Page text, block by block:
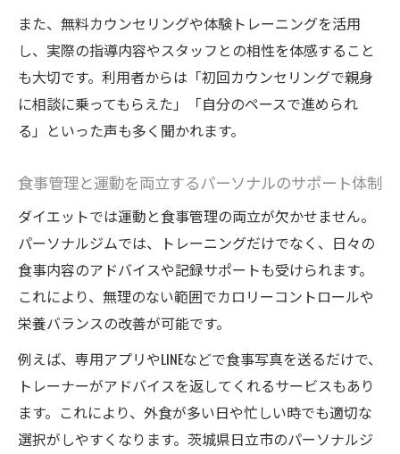
また、無料カウンセリングや体験トレーニングを活用
し、実際の指導内容やスタッフとの相性を体感すること
も大切です。利用者からは「初回カウンセリングで親身
に相談に乗ってもらえた」「自分のペースで進められ
る」といった声も多く聞かれます。
食事管理と運動を両立するパーソナルのサポート体制
ダイエットでは運動と食事管理の両立が欠かせません。
パーソナルジムでは、トレーニングだけでなく、日々の
食事内容のアドバイスや記録サポートも受けられます。
これにより、無理のない範囲でカロリーコントロールや
栄養バランスの改善が可能です。
例えば、専用アプリやLINEなどで食事写真を送るだけで、
トレーナーがアドバイスを返してくれるサービスもあり
ます。これにより、外食が多い日や忙しい時でも適切な
選択がしやすくなります。茨城県日立市のパーソナルジ